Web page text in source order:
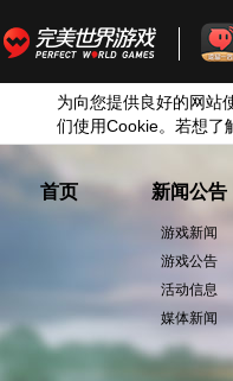
为向您提供良好的网站
们使用Cookie。若想了
首页 新闻公告
游戏新闻
游戏公告
活动信息
媒体新闻